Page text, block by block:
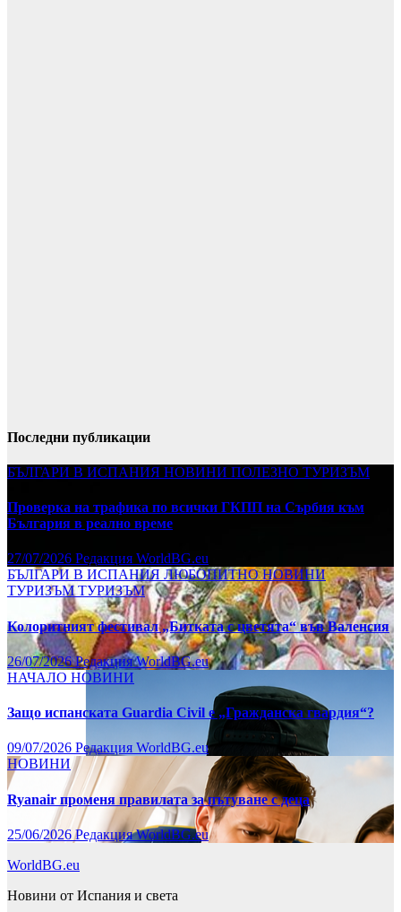
Последни публикации
БЪЛГАРИ В ИСПАНИЯ НОВИНИ ПОЛЕЗНО ТУРИЗЪМ
Проверка на трафика по всички ГКПП на Сърбия към
България в реално време
27/07/2026 Редакция WorldBG.eu
БЪЛГАРИ В ИСПАНИЯ ЛЮБОПИТНОНОВИНИ
ТУРИЗЪМТУРИЗЪМ
Колоритният фестивал „Битката с цветята“ във Валенсия
26/07/2026Редакция WorldBG.eu
НАЧАЛО НОВИНИ
Защо испанската Guardia Civil е „Гражданска гвардия“?
09/07/2026 Редакция WorldBG.eu
НОВИНИ
Ryanair променя правилата за пътуване с деца
25/06/2026Редакция WorldBG.eu
WorldBG.eu
Новини от Испания и света